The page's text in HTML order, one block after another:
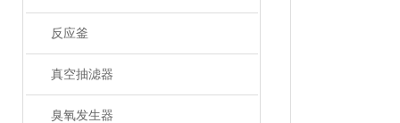
反应釜
真空抽滤器
臭氧发生器